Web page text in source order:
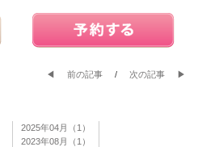
▶
次の記事
/
前の記事
◀
2025年04月（1）
2023年08月（1）